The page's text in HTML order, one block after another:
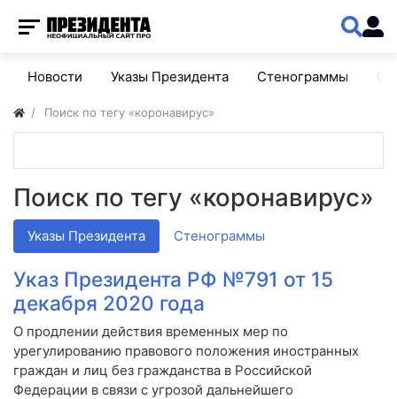
Новости Указы Президента Стенограммы
Поиск по тегу «коронавирус»
Поиск по тегу «коронавирус»
Указы Президента Стенограммы
Указ Президента РФ №791 от 15
декабря 2020 года
О продлении действия временных мер по
урегулированию правового положения иностранных
граждан и лиц без гражданства в Российской
Федерации в связи с угрозой дальнейшего